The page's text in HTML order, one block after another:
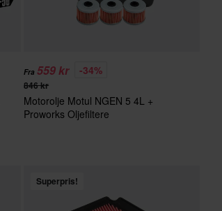
Fra559 kr -34%
846 kr
Motorolje Motul NGEN 5 4L +
Proworks Oljefiltere
Superpris!